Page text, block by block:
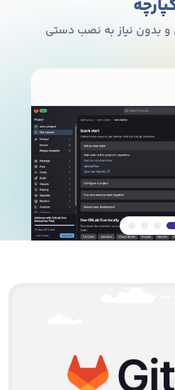
و بدون نیاز به نصب دستی